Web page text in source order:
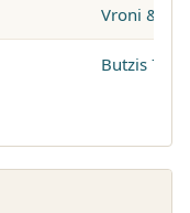
Vroni & Co
Butzis 70-